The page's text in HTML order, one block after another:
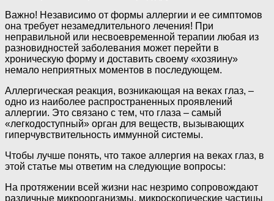
Важно! Независимо от формы аллергии и ее симптомов
она требует незамедлительного лечения! При
неправильной или несвоевременной терапии любая из
разновидностей заболевания может перейти в
хроническую форму и доставить своему «хозяину»
немало неприятных моментов в последующем.
Аллергическая реакция, возникающая на веках глаз, –
одно из наиболее распространенных проявлений
аллергии. Это связано с тем, что глаза – самый
«легкодоступный» орган для веществ, вызывающих
гиперчувствительность иммунной системы.
Чтобы лучше понять, что такое аллергия на веках глаз, в
этой статье мы ответим на следующие вопросы:
На протяжении всей жизни нас незримо сопровождают
различные микроорганизмы, микроскопические частицы